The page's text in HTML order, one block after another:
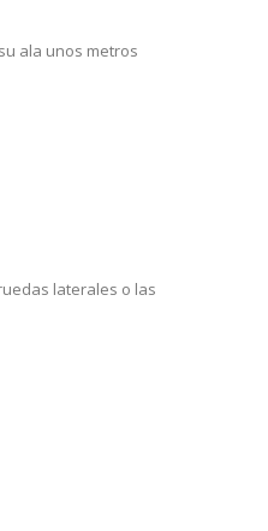
ala unos metros
laterales o las